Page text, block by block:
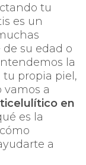
tu
es un
su edad o
la
propia piel,
vamos a
en
es la
a